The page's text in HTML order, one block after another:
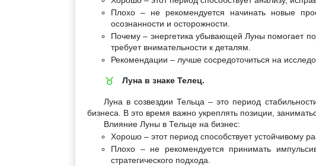
Плохо – не рекомендуется начинать новые
осознанности и осторожности.
Почему – энергетика убывающей Луны помогает
требует внимательности к деталям.
Рекомендации – лучше сосредоточиться на
♉ Луна в знаке Телец.
Луна в созвездии Тельца – это период
бизнеса. В это время важно укреплять позиции,
Влияние Луны в Тельце на бизнес:
Хорошо – этот период способствует устойчивому
Плохо – не рекомендуется принимать
стратегического подхода.